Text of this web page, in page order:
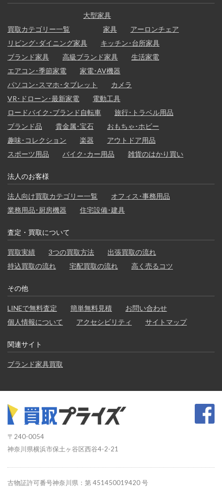
買取カテゴリー一覧
大型家具
家具
アーロンチェア
リビング･ダイニング家具
キッチン･台所家具
ブランド家具
高級ブランド家具
生活家電
エアコン･季節家電
家電･AV機器
パソコン･スマホ･タブレット
カメラ
VR･ドローン･最新家電
電動工具
ロードバイク･ブランド自転車
旅行･トラベル用品
ブランド品
貴金属･宝石
おもちゃ･ホビー
趣味･コレクション
楽器
アウトドア用品
スポーツ用品
バイク･カー用品 雑貨のはかり買い
法人のお客様
法人向け買取カテゴリー一覧
オフィス･事務用品
業務用品･厨房機器
住宅設備･建具
査定・買取について
買取実績 3つの買取方法
出張買取の流れ
持込買取の流れ
宅配買取の流れ 高く売るコツ
その他
LINEで無料査定 簡単無料見積
お問い合わせ
個人情報について
アクセシビリティ サイトマップ
関連サイト
ブランド家具買取
〒240-0054
神奈川県横浜市保土ヶ谷区西谷4-2-21
古物証許可番号神奈川県：第 451450019420 号